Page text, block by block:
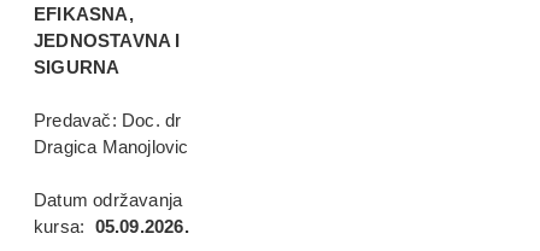
EFIKASNA,
JEDNOSTAVNA I
SIGURNA
Predavač: Doc. dr
Dragica Manojlovic
Datum održavanja
kursa: 05.09.2026.